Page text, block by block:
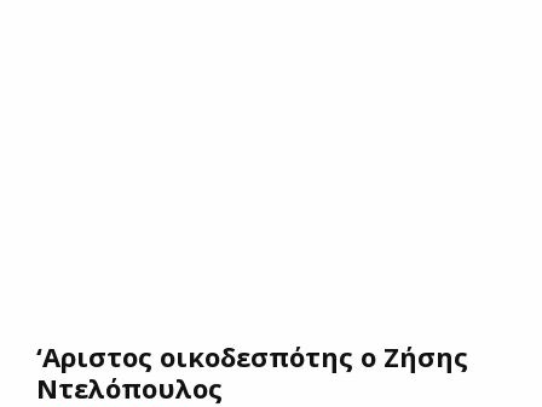
U
‘Αριστος οικοδεσπότης ο Ζήσης
Ντελόπουλος